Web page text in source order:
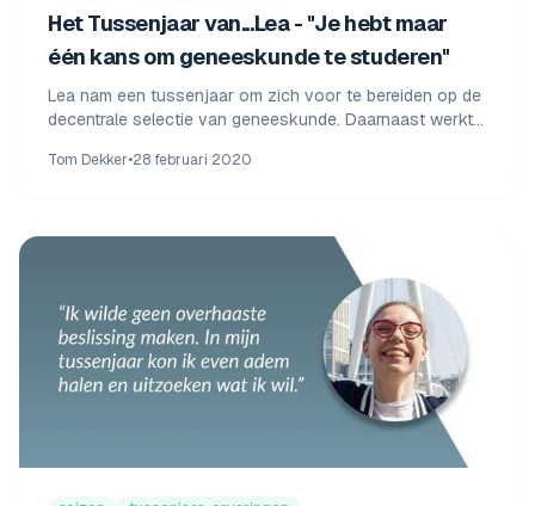
Het Tussenjaar van...Lea - "Je hebt maar
één kans om geneeskunde te studeren"
Lea nam een tussenjaar om zich voor te bereiden op de
decentrale selectie van geneeskunde. Daarnaast werkte
Tom Dekker•28 februari 2020